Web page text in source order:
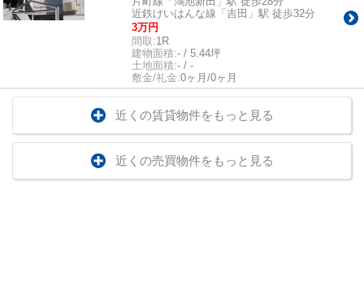
近鉄けいはんな線「吉田」駅 徒歩32分
3万円
間取:1R
建物面積:- / 5.44坪
土地面積:- / -
敷金/礼金:0ヶ月/0ヶ月
近くの賃貸物件をもっと見る
近くの売買物件をもっと見る